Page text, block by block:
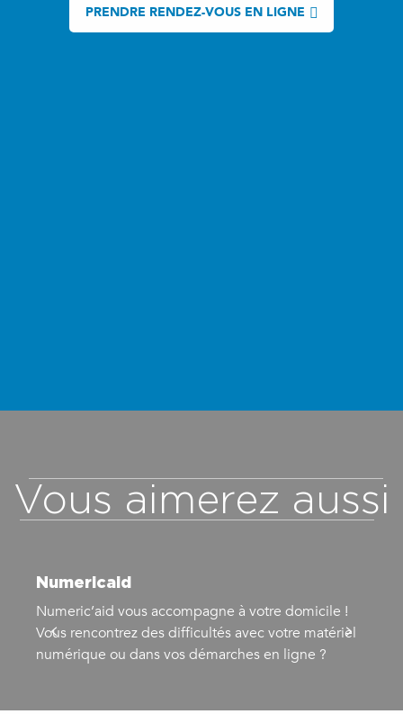
PRENDRE RENDEZ-VOUS EN LIGNE
Vous aimerez aussi
Numericaid
Numeric’aid vous accompagne à votre domicile !
Vous rencontrez des difficultés avec votre matériel
numérique ou dans vos démarches en ligne ?